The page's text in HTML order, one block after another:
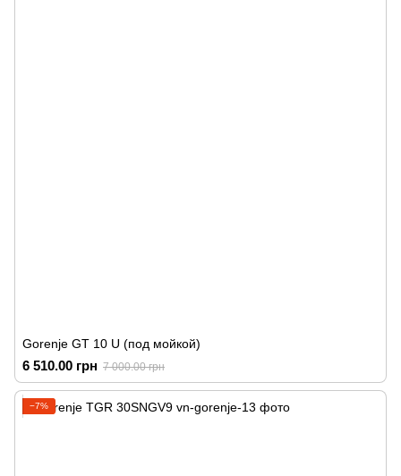
Gorenje GT 10 U (под мойкой)
6 510.00 грн 7 000.00 грн
−7%